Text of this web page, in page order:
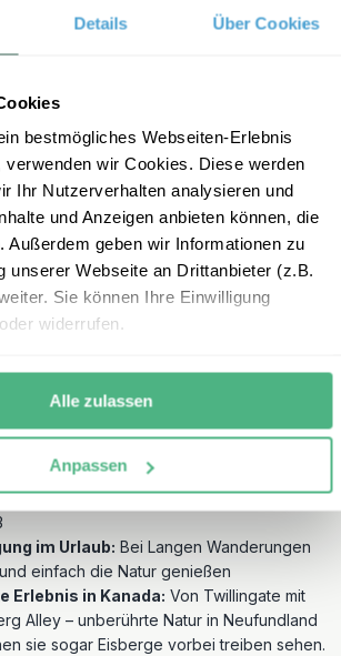
Details Über Cookies
bestmögliches Webseiten-Erlebnis
verwenden wir Cookies. Diese werden
Ihr Nutzerverhalten analysieren und
und Anzeigen anbieten können, die
Außerdem geben wir Informationen zu
unserer Webseite an Drittanbieter (z.B.
Sie können Ihre Einwilligung
widerrufen.
Alle zulassen
Anpassen
Judith Euwens
im Urlaub: Bei Langen Wanderungen
einfach die Natur genießen
Erlebnis in Kanada: Von Twillingate mit
Alley – unberührte Natur in Neufundland
sie sogar Eisberge vorbei treiben sehen.